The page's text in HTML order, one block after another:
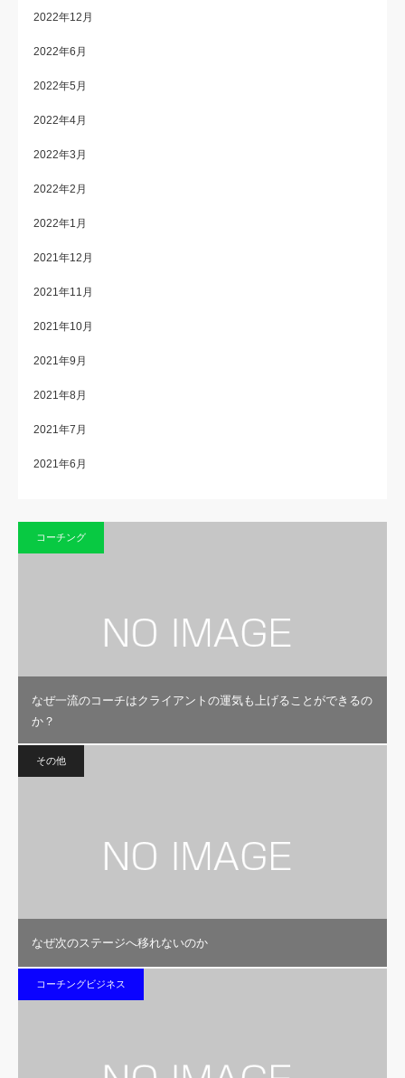
2022年12月
2022年6月
2022年5月
2022年4月
2022年3月
2022年2月
2022年1月
2021年12月
2021年11月
2021年10月
2021年9月
2021年8月
2021年7月
2021年6月
コーチング
なぜ一流のコーチはクライアントの運気も上げることができるの
か？
その他
なぜ次のステージへ移れないのか
コーチングビジネス